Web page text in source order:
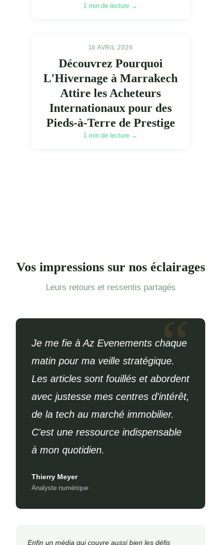
1 min de lecture →
16 AVRIL 2026
Découvrez Pourquoi
L'Hivernage à Marrakech
Attire les Acheteurs
Internationaux pour des
Pieds-à-Terre de Prestige
1 min de lecture →
Vos impressions sur nos éclairages
Leurs retours et ressentis partagés
Je me fie à Az Evenements chaque
matin pour ma veille stratégique.
Les articles sont fouillés et abordent
avec justesse mes centres d'intérêt,
de la tech au marché immobilier.
C'est une ressource indispensable
à mon quotidien.
Thierry Meyer
Analyste numérique
Enfin un média qui couvre aussi bien les défis